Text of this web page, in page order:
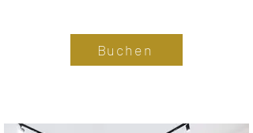
Buchen